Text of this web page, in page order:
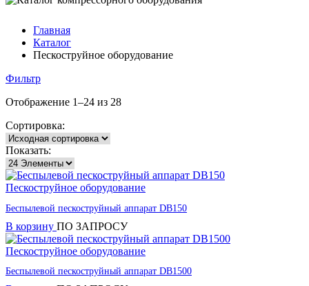
Главная
Каталог
Пескоструйное оборудование
Фильтр
Отображение 1–24 из 28
Сортировка:
Показать:
Пескоструйное оборудование
Беспылевой пескоструйный аппарат DB150
В корзину ПО ЗАПРОСУ
Пескоструйное оборудование
Беспылевой пескоструйный аппарат DB1500